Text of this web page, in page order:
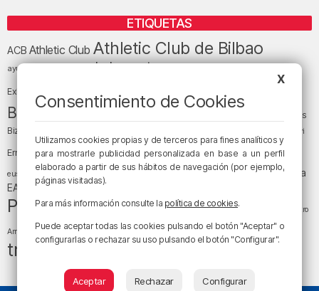
ETIQUETAS
ACB Athletic Club Athletic Club de Bilbao
ayuntamiento de Bilbao baloncesto
Exhibition Center) Bizkaia
Bizkaia y sus comarcas cultura
Cáritas
Bizkaia
Enkarterri
Ernesto Valverde Ertzaintza Euskadi (País Vasco)
euskera fiestas fútbol Gobierno vasco juanma jubera LaLiga LaLiga
EA Sports Liga Endesa
Política religión San Mamés sociedadsucesos Teatro
Arriaga tiempotiempo atmosféricotráfico
tráfico en Bizkaia
X
Consentimiento de Cookies
Utilizamos cookies propias y de terceros para fines analíticos y
para mostrarle publicidad personalizada en base a un perfil
elaborado a partir de sus hábitos de navegación (por ejemplo,
páginas visitadas).
Para más información consulte la política de cookies.
Puede aceptar todas las cookies pulsando el botón "Aceptar" o
configurarlas o rechazar su uso pulsando el botón "Configurar".
Aceptar Rechazar Configurar